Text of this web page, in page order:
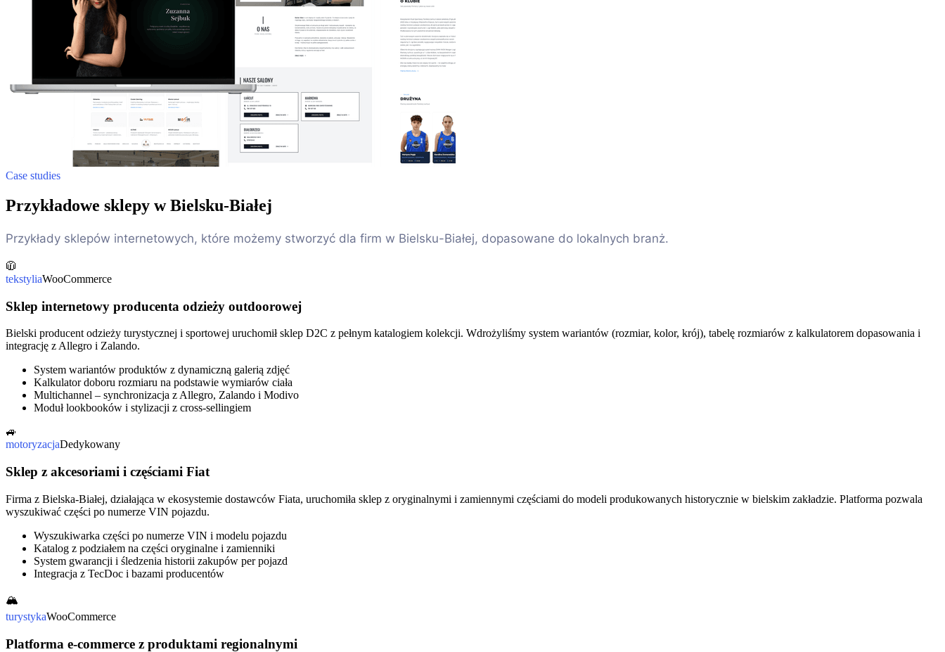
Case studies
Przykładowe sklepy w Bielsku-Białej
Przykłady sklepów internetowych, które możemy stworzyć dla firm w Bielsku-Białej, dopasowane do lokalnych branż.
🧥
tekstyliaWooCommerce
Sklep internetowy producenta odzieży outdoorowej
Bielski producent odzieży turystycznej i sportowej uruchomił sklep D2C z pełnym katalogiem kolekcji. Wdrożyliśmy system wariantów (rozmiar, kolor, krój), tabelę rozmiarów z kalkulatorem dopasowania i
integrację z Allegro i Zalando.
System wariantów produktów z dynamiczną galerią zdjęć
Kalkulator doboru rozmiaru na podstawie wymiarów ciała
Multichannel – synchronizacja z Allegro, Zalando i Modivo
Moduł lookbooków i stylizacji z cross-sellingiem
🚙
motoryzacjaDedykowany
Sklep z akcesoriami i częściami Fiat
Firma z Bielska-Białej, działająca w ekosystemie dostawców Fiata, uruchomiła sklep z oryginalnymi i zamiennymi częściami do modeli produkowanych historycznie w bielskim zakładzie. Platforma pozwala
wyszukiwać części po numerze VIN pojazdu.
Wyszukiwarka części po numerze VIN i modelu pojazdu
Katalog z podziałem na części oryginalne i zamienniki
System gwarancji i śledzenia historii zakupów per pojazd
Integracja z TecDoc i bazami producentów
🏔️
turystykaWooCommerce
Platforma e-commerce z produktami regionalnymi